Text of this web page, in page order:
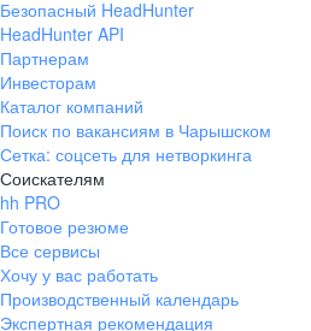
Безопасный HeadHunter
HeadHunter API
Партнерам
Инвесторам
Каталог компаний
Поиск по вакансиям в Чарышском
Сетка: соцсеть для нетворкинга
Соискателям
hh PRO
Готовое резюме
Все сервисы
Хочу у вас работать
Производственный календарь
Экспертная рекомендация